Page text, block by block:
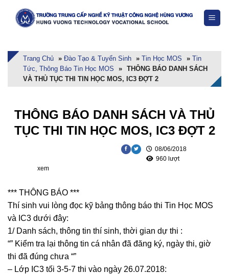
Trang Chủ » Đào Tạo & Tuyển Sinh » Tin Học MOS » Tin
Tức, Thông Báo Tin Học MOS
» THÔNG BÁO DANH SÁCH
VÀ THỦ TỤC THI TIN HỌC MOS, IC3 ĐỢT 2
THÔNG BÁO DANH SÁCH VÀ THỦ
TỤC THI TIN HỌC MOS, IC3 ĐỢT 2
08/06/2018
960 lượt
xem
*** THÔNG BÁO ***
Thí sinh vui lòng đọc kỹ bảng thông báo thi Tin Học MOS
và IC3 dưới đây:
1/ Danh sách, thông tin thí sinh, thời gian dự thi :
“” Kiểm tra lại thông tin cá nhân đã đăng ký, ngày thi, giờ
thi đã đúng chưa “”
– Lớp IC3 tối 3-5-7 thi vào ngày 26.07.2018: